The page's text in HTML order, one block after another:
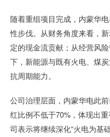
随着重组项目完成，内蒙华
性步伐。从财务角度来看，
定的现金流贡献；从经营风
下，新能源与既有火电、煤
抗周期能力。
公司治理层面，内蒙华电此
红比例不低于70%，体现出
司表示将继续深化“火电为基